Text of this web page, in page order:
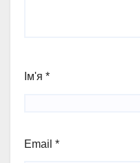
Ім'я *
Email *